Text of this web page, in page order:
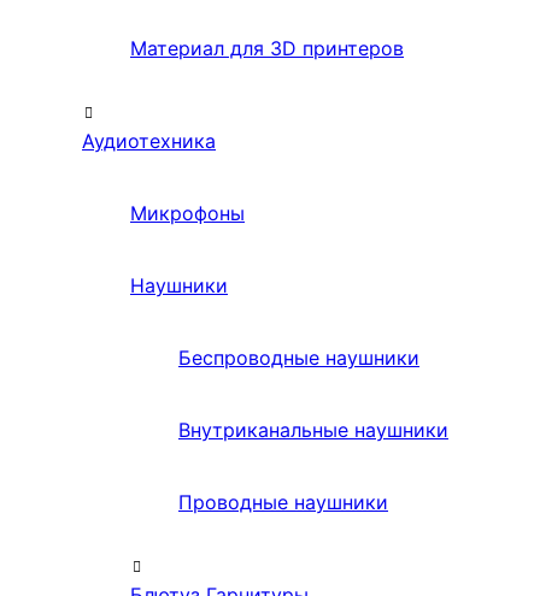
Материал для 3D принтеров
Аудиотехника
Микрофоны
Наушники
Беспроводные наушники
Внутриканальные наушники
Проводные наушники